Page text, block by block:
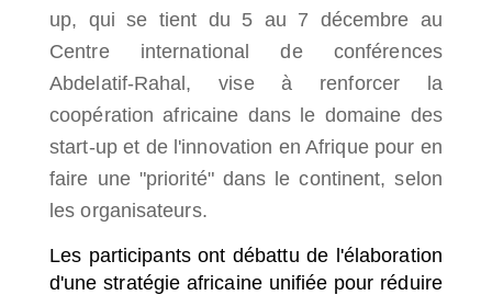
up, qui se tient du 5 au 7 décembre au
Centre international de conférences
Abdelatif-Rahal, vise à renforcer la
coopération africaine dans le domaine des
start-up et de l'innovation en Afrique pour en
faire une "priorité" dans le continent, selon
les organisateurs.
Les participants ont débattu de l'élaboration
d'une stratégie africaine unifiée pour réduire